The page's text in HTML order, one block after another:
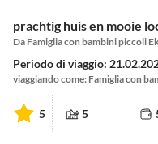
prachtig huis en mooie
Da Famiglia con bambini piccoli
Periodo di viaggio:
viaggiando come: Famiglia con
5 5